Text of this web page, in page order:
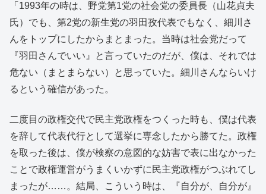
「1993年の時は、野党第1党の社会党の委員長（山花貞夫
氏）でも、第2党の新生党の羽田孜代表でもなく、細川さ
んをトップにしたからまとまった。当時は社会党だって
『羽田さんでいい』と言っていたのだが、僕は、それでは
危ない（まとまらない）と思っていた。細川さんならいけ
るという確信があった。
二度目の政権交代で民主党政権をつくった時も、僕は代表
を辞して代表代行として選挙に専念したから勝てた。政権
を取った後は、僕が検察の意図的な妨害で表に出なかった
ことで政権運営がうまくいかずに民主党政権がつぶれてし
まったが……。結局、こういう時は、『自分が、自分が』